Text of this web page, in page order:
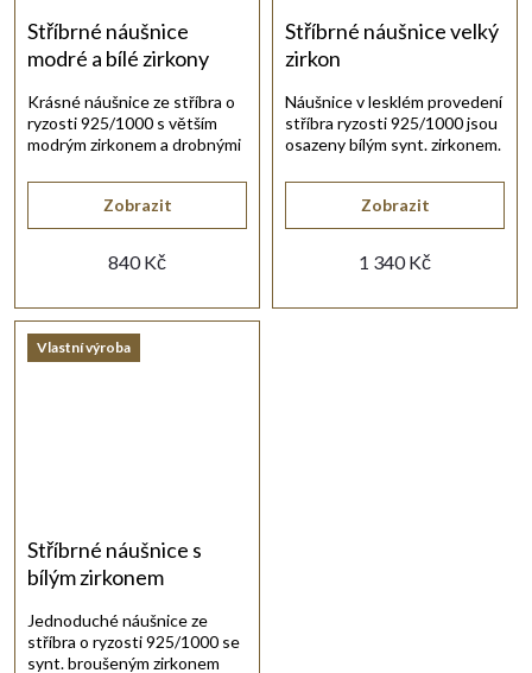
Stříbrné náušnice
modré a bílé zirkony
840 Kč
Zobrazit
Krásné náušnice ze stříbra o
ryzosti 925/1000 s větším
modrým zirkonem a drobnými
Stříbrné náušnice velký
zirkon
1 340 Kč
Zobrazit
Náušnice v lesklém provedení
stříbra ryzosti 925/1000 jsou
osazeny bílým synt. zirkonem.
Vlastní výroba
Stříbrné náušnice s
bílým zirkonem
Jednoduché náušnice ze
stříbra o ryzosti 925/1000 se
synt. broušeným zirkonem